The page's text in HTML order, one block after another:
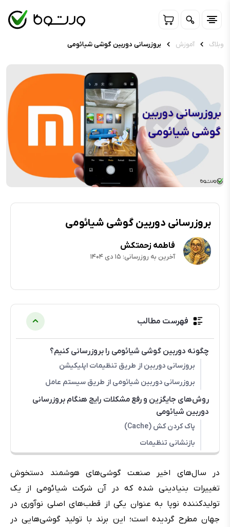
وبلاگ آموزش بروزرسانی دوربین گوشی شیائومی
بروزرسانی دوربین گوشی شیائومی
فاطمه زحمتکش
آخرین به روزرسانی: ۱۵ دی ۱۴۰۴
فهرست مطالب
چگونه دوربین گوشی شیائومی را بروزرسانی کنیم؟
بروزسانی دوربین از طریق تنظیمات اپلیکیشن
بروزرسانی دوربین شیائومی از طریق سیستم عامل
روش‌های جایگزین و رفع مشکلات رایج هنگام بروزرسانی
دوربین شیائومی
پاک کردن کش (Cache)
بازنشانی تنظیمات
در سال‌های اخیر صنعت گوشی‌های هوشمند دستخوش
تغییرات بنیادینی شده که در آن شرکت شیائومی از یک
تولیدکننده نوپا به عنوان یکی از قطب‌های اصلی نوآوری در
جهان مطرح گردیده است؛ این برند با تولید گوشی‌هایی در